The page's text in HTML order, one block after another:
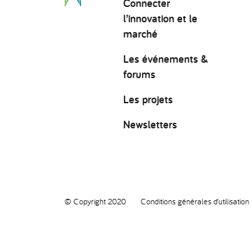
Connecter
l’innovationet le
marché
Les événements &
forums
Les projets
Newsletters
© Copyright 2020 Conditions générales d’utilisation